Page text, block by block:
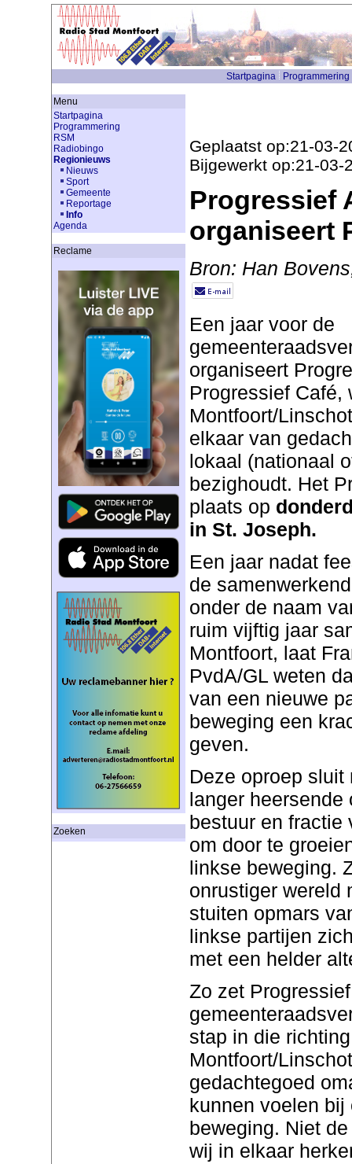
Startpagina Programmering
Menu
Startpagina
Programmering
RSM
Radiobingo
Regionieuws
Nieuws
Sport
Gemeente
Reportage
Info
Agenda
Reclame
Zoeken
Geplaatst op:21-03-
Bijgewerkt op:21-03-
Progressief
organiseert
Bron: Han
Een jaar voor de
organiseert
Progressief Café,
Montfoort/
elkaar van
lokaal (nationaal
bezighoudt. Het
plaats op
in St. Joseph.
Een jaar nadat
de
onder de naam
ruim vijftig jaar
Montfoort, laat
PvdA/GL weten
van een nieuwe
beweging een
geven.
Deze oproep
langer heersende
bestuur en fractie
om door te
linkse beweging.
onrustiger wereld
stuiten opmars
linkse partijen
met een helder
Zo zet
stap in die
Montfoort/
gedachtegoed
kunnen voelen
beweging. Niet
wij in elkaar